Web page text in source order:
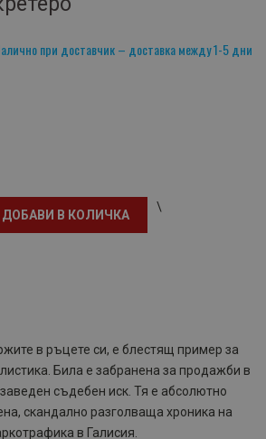
при доставчик – доставка между 1-5 дни
ДОБАВИ В КОЛИЧКА
\
в ръцете си, е блестящ пример за
Била е забранена за продажби в
съдебен иск. Тя е абсолютно
скандално разголваща хроника на
в Галисия.